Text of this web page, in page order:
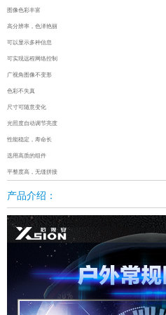
图像色彩丰富
高分辨率，色泽艳丽
可以显示多种信息
可实现远程网络控制
广视角图像不变形
色彩不失真
尺寸可随意变化
光照度自动调节亮度
性能稳定，寿命长
选用高质的组件
平整度高，无缝拼接
产品介绍：